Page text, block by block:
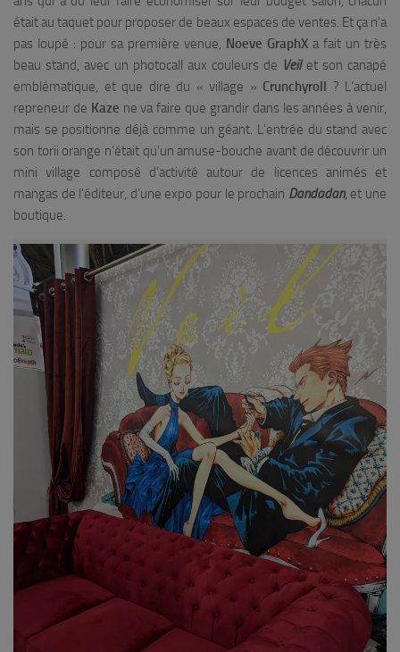
était au taquet pour proposer de beaux espaces de ventes. Et ça n’a
pas loupé : pour sa première venue, Noeve GraphX a fait un très
beau stand, avec un photocall aux couleurs de Veil et son canapé
emblématique, et que dire du « village » Crunchyroll ? L’actuel
repreneur de Kaze ne va faire que grandir dans les années à venir,
mais se positionne déjà comme un géant. L’entrée du stand avec
son torii orange n’était qu’un amuse-bouche avant de découvrir un
mini village composé d’activité autour de licences animés et
mangas de l’éditeur, d’une expo pour le prochain Dandadan, et une
boutique.